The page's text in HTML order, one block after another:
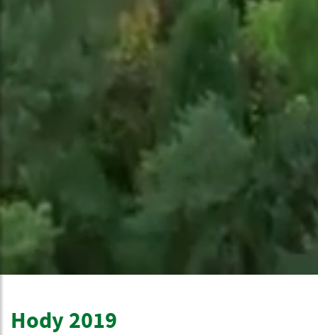
Hody 2019